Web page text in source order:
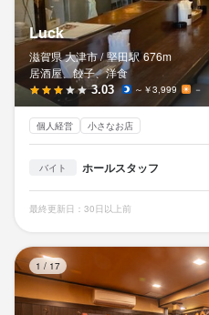
Luck
滋賀県 大津市 / 堅田駅 676m
居酒屋、餃子、洋食
3.03 ～￥3,999 －
個人経営 小さなお店
バイト ホールスタッフ
最終更新日：30日以上前
1 / 17
喫煙所：喫煙所あり（屋内）
身に付くスキル
包丁さばき 飾り包丁 寿司技術 盛り
ワインの知識
日本酒の知識
仕入れ・食材の目利き
必須スキル・経験